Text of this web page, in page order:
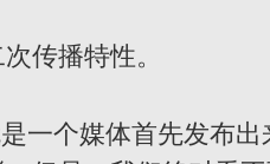
传播特性。
一个媒体首先发布